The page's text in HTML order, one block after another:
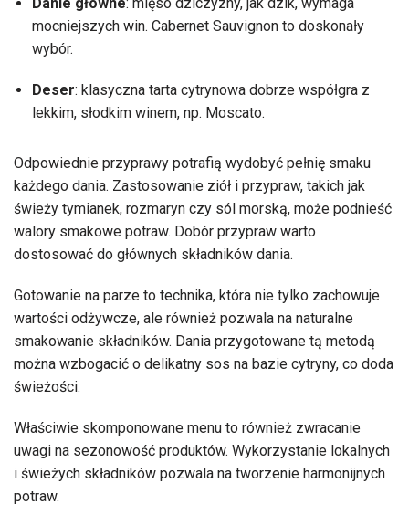
mocniejszych win. Cabernet Sauvignon to doskonały
wybór.
Deser: klasyczna tarta cytrynowa dobrze współgra z
lekkim, słodkim winem, np. Moscato.
Odpowiednie przyprawy potrafią wydobyć pełnię smaku
każdego dania. Zastosowanie ziół i przypraw, takich jak
świeży tymianek, rozmaryn czy sól morską, może podnieść
walory smakowe potraw. Dobór przypraw warto
dostosować do głównych składników dania.
Gotowanie na parze to technika, która nie tylko zachowuje
wartości odżywcze, ale również pozwala na naturalne
smakowanie składników. Dania przygotowane tą metodą
można wzbogacić o delikatny sos na bazie cytryny, co doda
świeżości.
Właściwie skomponowane menu to również zwracanie
uwagi na sezonowość produktów. Wykorzystanie lokalnych
i świeżych składników pozwala na tworzenie harmonijnych
potraw.